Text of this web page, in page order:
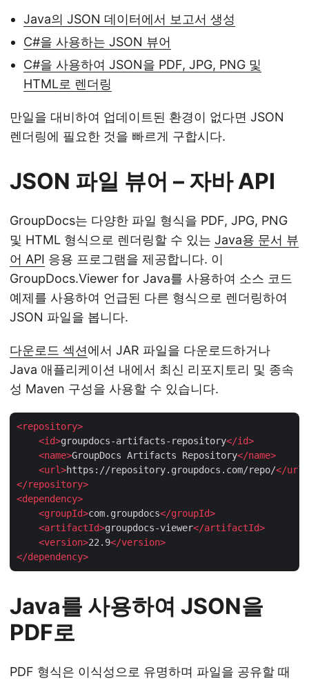
Java의 JSON 데이터에서 보고서 생성
C#을 사용하는 JSON 뷰어
C#을 사용하여 JSON을 PDF, JPG, PNG 및
HTML로 렌더링
만일을 대비하여 업데이트된 환경이 없다면 JSON
렌더링에 필요한 것을 빠르게 구합시다.
JSON 파일 뷰어 – 자바 API
GroupDocs는 다양한 파일 형식을 PDF, JPG, PNG
및 HTML 형식으로 렌더링할 수 있는 Java용 문서 뷰
어 API 응용 프로그램을 제공합니다. 이
GroupDocs.Viewer for Java를 사용하여 소스 코드
예제를 사용하여 언급된 다른 형식으로 렌더링하여
JSON 파일을 봅니다.
다운로드 섹션에서 JAR 파일을 다운로드하거나
Java 애플리케이션 내에서 최신 리포지토리 및 종속
성 Maven 구성을 사용할 수 있습니다.
<repository>
<id>groupdocs-artifacts-repository</id>
<name>GroupDocs Artifacts Repository</name>
<url>https://repository.groupdocs.com/repo/</url
</repository>
<dependency>
<groupId>com.groupdocs</groupId>
<artifactId>groupdocs-viewer</artifactId>
<version>22.9</version>
</dependency>
Java를 사용하여 JSON을
PDF로
PDF 형식은 이식성으로 유명하며 파일을 공유할 때